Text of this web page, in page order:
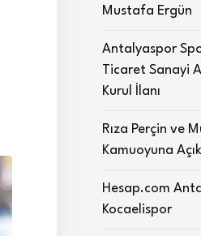
Mustafa Ergün
Antalyaspor
Ticaret Sanayi
Kurul İlanı
Rıza Perçin ve
Kamuoyuna
Hesap.com
Kocaelispor